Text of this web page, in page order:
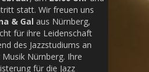
statt. Wir freuen uns
& Gal aus Nürnberg,
für ihre Leidenschaft
des Jazzstudiums an
Nürnberg. Ihre
für die Jazz